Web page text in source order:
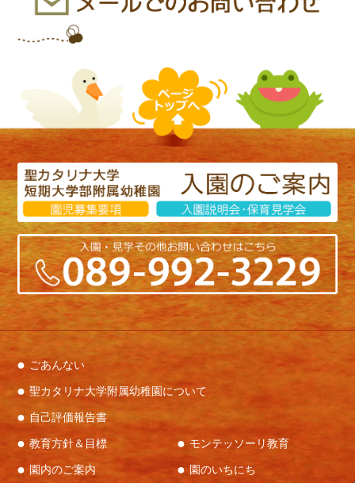
ごあんない
聖カタリナ大学附属幼稚園について
自己評価報告書
教育方針＆目標 モンテッソーリ教育
園内のご案内 園のいちにち